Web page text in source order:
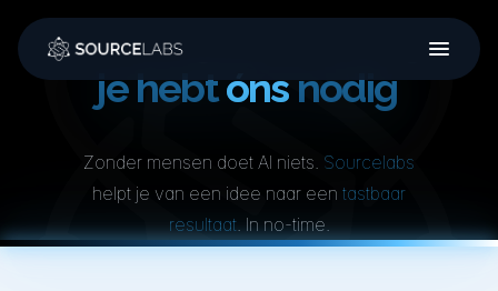
Werken bij
je hebt geen
je hebtónsnodig
Zonder mensen doet AI niets. Sourcelabs
helpt je van een idee naar een tastbaar
resultaat. In no-time.